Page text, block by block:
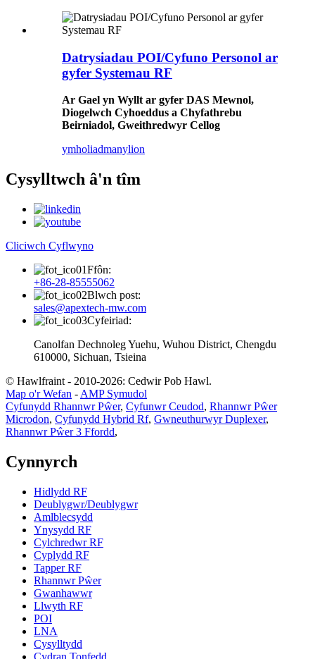
Datrysiadau POI/Cyfuno Personol ar
gyfer Systemau RF
Ar Gael yn Wyllt ar gyfer DAS Mewnol,
Diogelwch Cyhoeddus a Chyfathrebu
Beirniadol, Gweithredwyr Cellog
ymholiadmanylion
Cysylltwch â'n tîm
Cliciwch Cyflwyno
Ffôn:
+86-28-85555062
Blwch post:
sales@apextech-mw.com
Cyfeiriad:
Canolfan Dechnoleg Yuehu, Wuhou District, Chengdu
610000, Sichuan, Tsieina
© Hawlfraint - 2010-2026: Cedwir Pob Hawl.
Map o'r Wefan - AMP Symudol
Cyfunydd Rhannwr Pŵer, Cyfunwr Ceudod, Rhannwr Pŵer
Microdon, Cyfunydd Hybrid Rf, Gwneuthurwyr Duplexer,
Rhannwr Pŵer 3 Ffordd,
Cynnyrch
Hidlydd RF
Deublygwr/Deublygwr
Amlblecsydd
Ynysydd RF
Cylchredwr RF
Cyplydd RF
Tapper RF
Rhannwr Pŵer
Gwanhawwr
Llwyth RF
POI
LNA
Cysylltydd
Cydran Tonfedd